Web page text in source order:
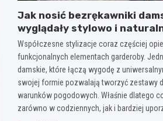
Jak nosić bezrękawniki
wyglądały stylowo i
Współczesne stylizacje coraz częściej
funkcjonalnych elementach garderoby.
damskie, które łączą wygodę z
swojej formie pozwalają tworzyć zestawy
warunków pogodowych. Właśnie dlatego
zarówno w codziennych, jak i bardziej